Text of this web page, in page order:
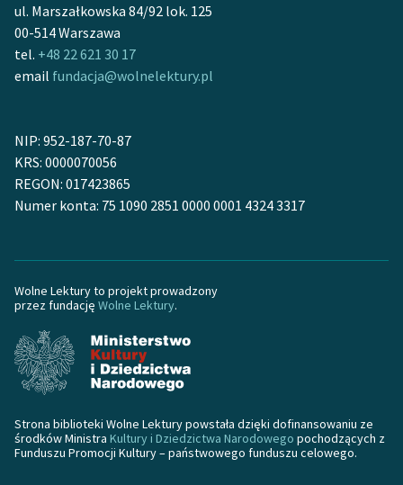
O projekcie
Zespół
Wolnych Lektur
Logotypy
Materiały promocyjne
Regulamin biblioteki
sprawozdania finansowe
Regulamin darowizn
wrażliwych
ul. Marszałkowska 84/92 lok. 125
00-514 Warszawa
tel. +48 22 621 30 17
email fundacja@wolnelektury.pl
NIP: 952-187-70-87
KRS: 0000070056
REGON: 017423865
Numer konta: 75 1090 2851 0000 0001 4324 3317
Wolne Lektury to projekt prowadzony
przez fundację Wolne Lektury.
Strona biblioteki Wolne Lektury powstała dzięki dofinansowaniu ze
środków Ministra Kultury i Dziedzictwa Narodowego pochodzących z
Funduszu Promocji Kultury – państwowego funduszu celowego.